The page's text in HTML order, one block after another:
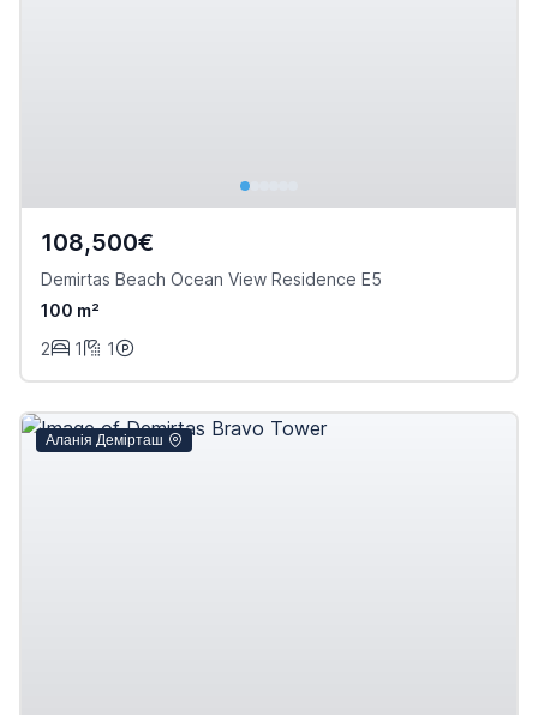
108,500€
Demirtas Beach Ocean View Residence E5
100 m²
2
1 1
Аланія Демірташ